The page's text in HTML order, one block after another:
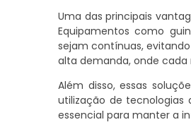
Uma das principais
Equipamentos como
sejam contínuas,
alta demanda, onde
Além disso, essas
utilização de tecnologias
essencial para manter a